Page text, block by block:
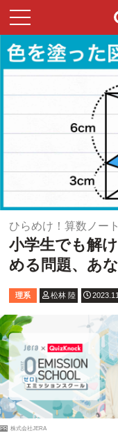
ひらめけ！算数ノー
小学生でも解
める問題、あ
理系 松林 陸
PR 株式会社JERA